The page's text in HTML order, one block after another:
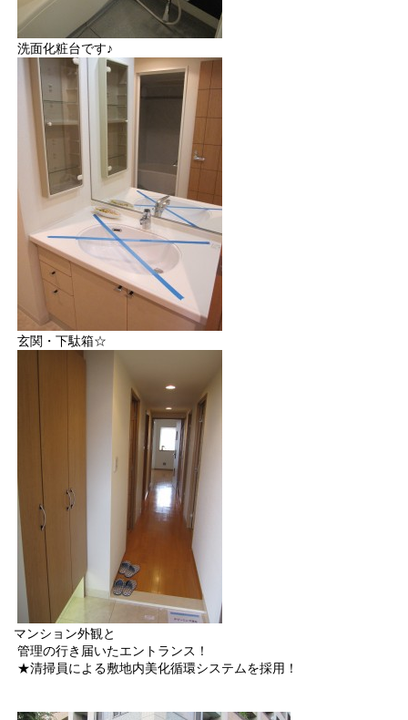
洗面化粧台です♪
玄関・下駄箱☆
マンション外観と
管理の行き届いたエントランス！
★清掃員による敷地内美化循環システムを採用！